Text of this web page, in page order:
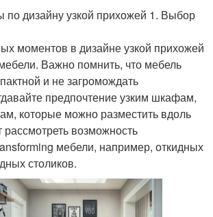
по дизайну узкой прихожей 1. Выбор
моментов в дизайне узкой прихожей
Важно помнить, что мебель
и не загромождать
предпочтение узким шкафам,
которые можно разместить вдоль
рассмотреть возможность
мебели, например, откидных
столиков.